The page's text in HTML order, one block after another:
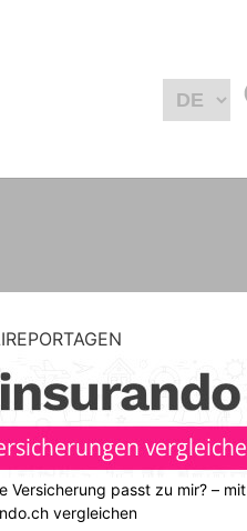
Versicherung passt zu mir? – mit
vergleichen